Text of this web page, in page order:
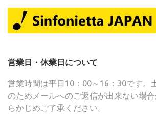
営業日・休業日について
営業時間は平日10：00～16：30です。
のためメールへのご返信が出来ない場
らかじめご了承ください。